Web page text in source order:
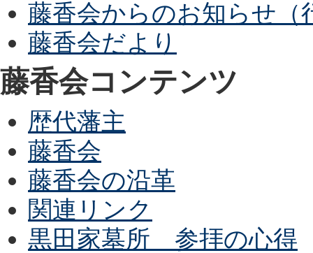
藤香会からのお知らせ（
藤香会だより
藤香会コンテンツ
歴代藩主
藤香会
藤香会の沿革
関連リンク
黒田家墓所 参拝の心得